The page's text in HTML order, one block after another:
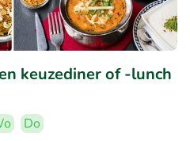
keuzediner of -lunch
Do